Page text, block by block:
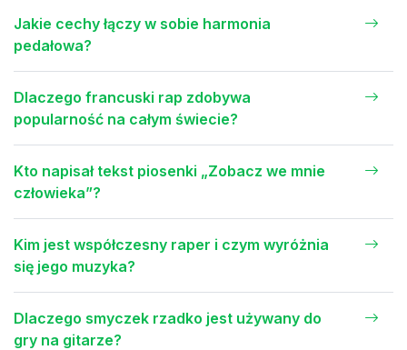
Jakie cechy łączy w sobie harmonia
pedałowa?
Dlaczego francuski rap zdobywa
popularność na całym świecie?
Kto napisał tekst piosenki „Zobacz we mnie
człowieka”?
Kim jest współczesny raper i czym wyróżnia
się jego muzyka?
Dlaczego smyczek rzadko jest używany do
gry na gitarze?